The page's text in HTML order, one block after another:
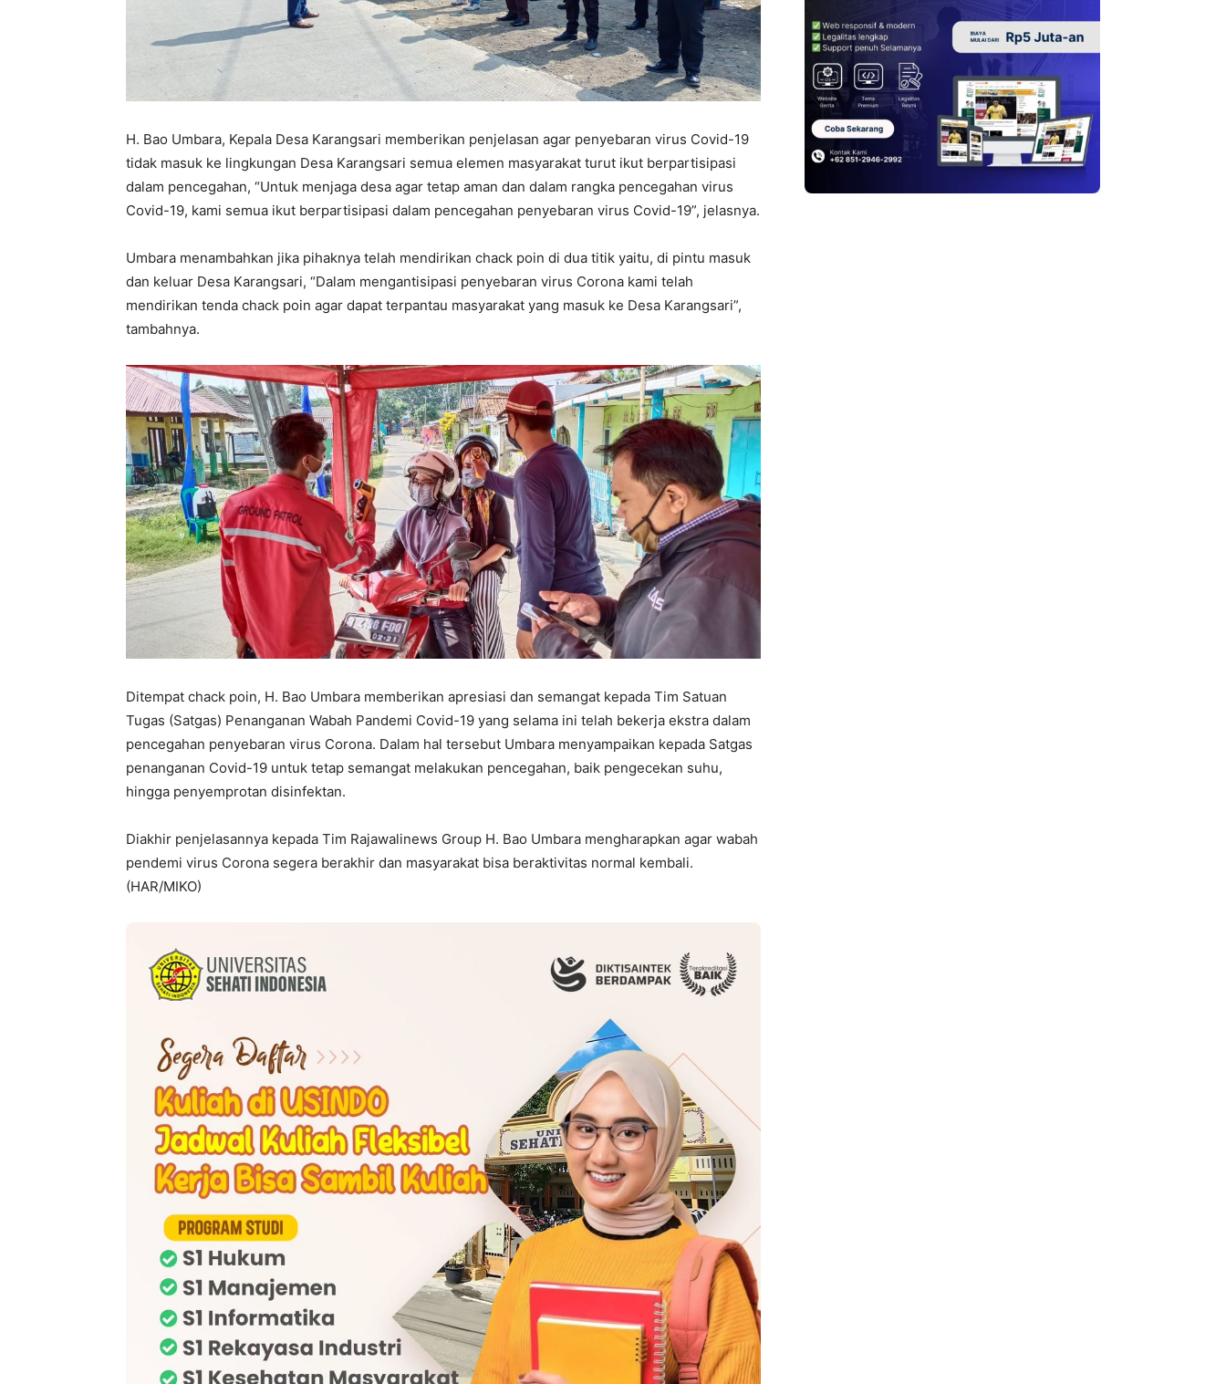
H. Bao Umbara, Kepala Desa Karangsari memberikan penjelasan agar penyebaran virus Covid-19
tidak masuk ke lingkungan Desa Karangsari semua elemen masyarakat turut ikut berpartisipasi
dalam pencegahan, “Untuk menjaga desa agar tetap aman dan dalam rangka pencegahan virus
Covid-19, kami semua ikut berpartisipasi dalam pencegahan penyebaran virus Covid-19”, jelasnya.
Umbara menambahkan jika pihaknya telah mendirikan chack poin di dua titik yaitu, di pintu masuk
dan keluar Desa Karangsari, “Dalam mengantisipasi penyebaran virus Corona kami telah
mendirikan tenda chack poin agar dapat terpantau masyarakat yang masuk ke Desa Karangsari”,
tambahnya.
Ditempat chack poin, H. Bao Umbara memberikan apresiasi dan semangat kepada Tim Satuan
Tugas (Satgas) Penanganan Wabah Pandemi Covid-19 yang selama ini telah bekerja ekstra dalam
pencegahan penyebaran virus Corona. Dalam hal tersebut Umbara menyampaikan kepada Satgas
penanganan Covid-19 untuk tetap semangat melakukan pencegahan, baik pengecekan suhu,
hingga penyemprotan disinfektan.
Diakhir penjelasannya kepada Tim Rajawalinews Group H. Bao Umbara mengharapkan agar wabah
pendemi virus Corona segera berakhir dan masyarakat bisa beraktivitas normal kembali.
(HAR/MIKO)